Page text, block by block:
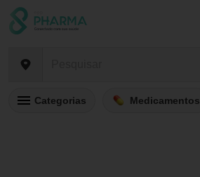
Categorias Medicamentos